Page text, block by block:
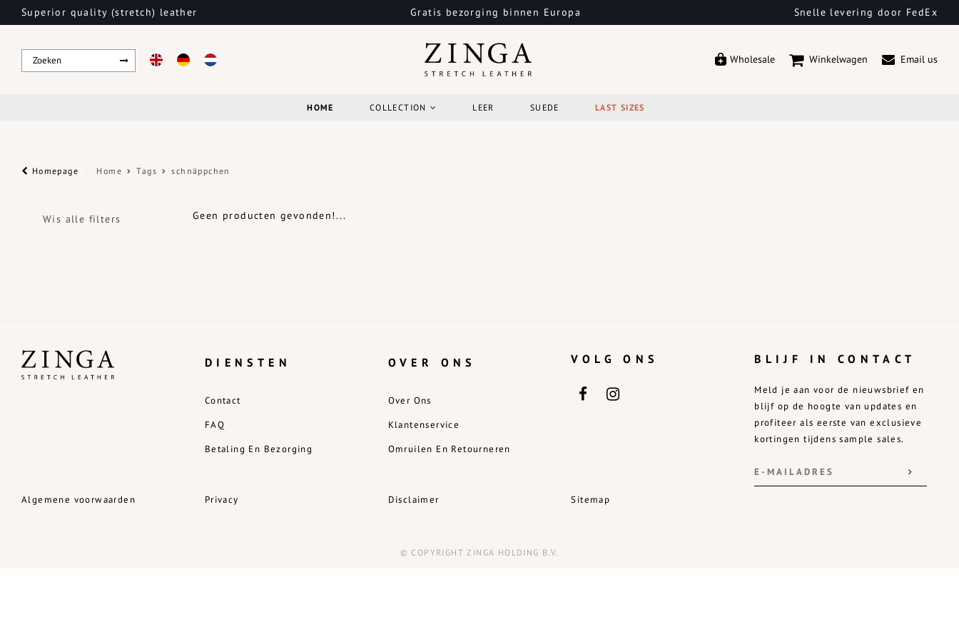
Superior quality (stretch) leather Gratis bezorging binnen Europa Snelle levering door FedEx
Wholesale Winkelwagen Email us
HOME COLLECTION LEER SUEDE LAST SIZES
Homepage Home Tags schnäppchen
Wis alle filters Geen producten gevonden!...
Algemene voorwaarden
DIENSTEN
Contact
FAQ
Betaling En Bezorging
Privacy
OVER ONS
Over Ons
Klantenservice
Omruilen En Retourneren
Disclaimer
VOLG ONS
Sitemap
BLIJF IN CONTACT
Meld je aan voor de nieuwsbrief en
blijf op de hoogte van updates en
profiteer als eerste van exclusieve
kortingen tijdens sample sales.
© COPYRIGHT ZINGA HOLDING B.V.